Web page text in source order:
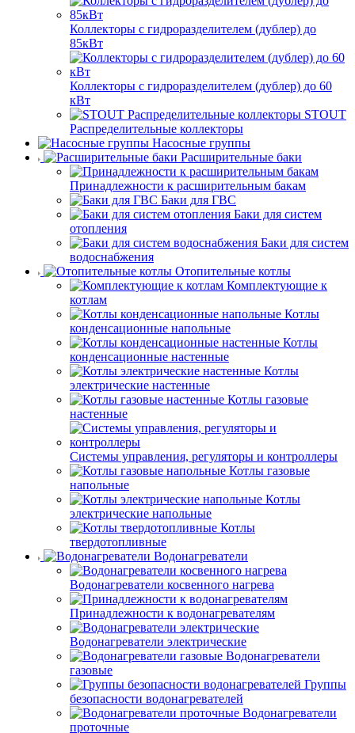
Коллекторы с гидроразделителем (дублер) до
85кВт
Коллекторы с гидроразделителем (дублер) до 60
кВт
STOUT
Распределительные коллекторы
Насосные группы
Расширительные баки
Принадлежности к расширительным бакам
Баки для ГВС
Баки для систем
отопления
Баки для систем
водоснабжения
Отопительные котлы
Комплектующие к
котлам
Котлы
конденсационные напольные
Котлы
конденсационные настенные
Котлы
электрические настенные
Котлы газовые
настенные
Системы управления, регуляторы и контроллеры
Котлы газовые
напольные
Котлы
электрические напольные
Котлы
твердотопливные
Водонагреватели
Водонагреватели косвенного нагрева
Принадлежности к водонагревателям
Водонагреватели электрические
Водонагреватели
газовые
Группы
безопасности водонагревателей
Водонагреватели
проточные